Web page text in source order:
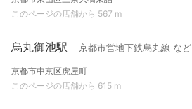
このページの店舗から 567 m
烏丸御池駅 京都市営地下鉄烏丸線 など
京都市中京区虎屋町
このページの店舗から 615 m